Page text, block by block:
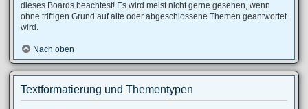
dieses Boards beachtest! Es wird meist nicht gerne gesehen, wenn
ohne triftigen Grund auf alte oder abgeschlossene Themen geantwortet
wird.
Nach oben
Textformatierung und Thementypen